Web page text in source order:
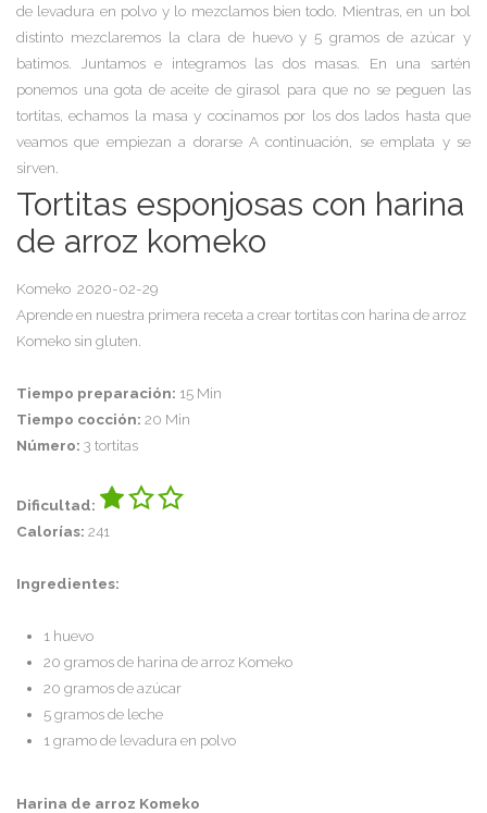
de levadura en polvo y lo mezclamos bien todo. Mientras, en un bol
distinto mezclaremos la clara de huevo y 5 gramos de azúcar y
batimos. Juntamos e integramos las dos masas. En una sartén
ponemos una gota de aceite de girasol para que no se peguen las
tortitas, echamos la masa y cocinamos por los dos lados hasta que
veamos que empiezan a dorarse A continuación, se emplata y se
sirven.
Tortitas esponjosas con harina
de arroz komeko
Komeko 2020-02-29
Aprende en nuestra primera receta a crear tortitas con harina de arroz
Komeko sin gluten.
Tiempo preparación: 15 Min
Tiempo cocción: 20 Min
Número: 3 tortitas
Dificultad:
Calorías: 241
Ingredientes:
1 huevo
20 gramos de harina de arroz Komeko
20 gramos de azúcar
5 gramos de leche
1 gramo de levadura en polvo
Harina de arroz Komeko